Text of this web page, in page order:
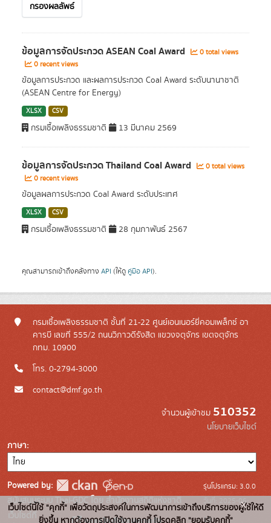
กรองผลลัพธ์
ข้อมูลการจัดประกวด ASEAN Coal Award
0 total views
0 recent views
ข้อมูลการประกวด และผลการประกวด Coal Award ระดับนานาชาติ
(ASEAN Centre for Energy)
XLSX CSV
กรมเชื้อเพลิงธรรมชาติ 13 มีนาคม 2569
ข้อมูลการจัดประกวด Thailand Coal Award
0 total views
0 recent views
ข้อมูลผลการประกวด Coal Award ระดับประเทศ
XLSX CSV
กรมเชื้อเพลิงธรรมชาติ 28 กุมภาพันธ์ 2567
คุณสามารถเข้าถึงคลังทาง API (ให้ดู คู่มือ API).
กรมเชื้อเพลิงธรรมชาติ ชั้นที่ 21-22 ศูนย์เอนเนอร์ยี่คอมเพล็กซ์ อา
คารบี เลขที่ 555/2 ถนนวิภาวดีรังสิต แขวงจตุจักร เขตจตุจักร
กทม. 10900
โทร. 0-2794-3000
contact@dmf.go.th
จำนวนผู้เข้าชม 510352
นโยบายเว็บไซต์
ภาษา
Powered by:
สนับสนุนระบบ Thai-GDC โดย สำนักงานสถิติแห่งชาติ
รุ่นโปรแกรม: 3.0.0
วันที่: 2025-06-
10
เว็บไซต์นี้ใช้ "คุกกี้" เพื่อวัตถุประสงค์ในการพัฒนาการเข้าถึงบริการของผู้ใช้ให้ดี
ยิ่งขึ้น หากต้องการเปิดใช้งานคุกกี้ โปรดคลิก "ยอมรับคุกกี้"
x